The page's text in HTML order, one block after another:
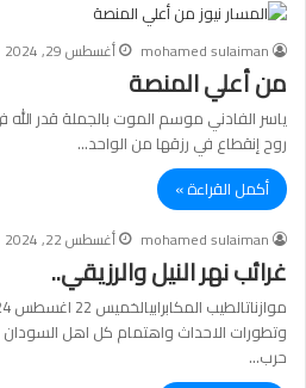
mohamed sulaiman أغسطس 29, 2024
من أعلي المنصة
ياسر الفادني موسم الموت بالجملة قدر
روح إنقطاع في رزقها من الواحد…
أكمل القراءة »
mohamed sulaiman أغسطس 22, 2024
غرائب نهر النيل والرزيقي..
وتطورات الاحداث واهتمام كل اهل السودان
حرب…